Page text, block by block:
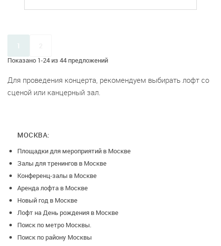
Показано 1-24 из 44 предложений
1
Для проведения концерта, рекомендуем выбирать лофт со
сценой или канцерный зал.
МОСКВА:
Площадки для мероприятий в Москве
Залы для тренингов в Москве
Конференц-залы в Москве
Аренда лофта в Москве
Новый год в Москве
Лофт на День рождения в Москве
Поиск по метро Москвы.
Поиск по району Москвы